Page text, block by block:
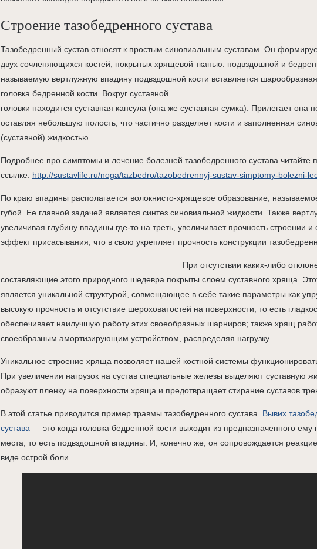
Строение тазобедренного сустава
Тазобедренный сустав относят к простым синовиальным суставам. Он
двух сочленяющихся костей, покрытых хрящевой тканью: подвздошной и
называемую вертлужную впадину подвздошной кости вставляется
головка бедренной кости. Вокруг суставной
головки находится суставная капсула (она же суставная сумка). Прилегает она
оставляя небольшую полость, что частично разделяет кости и заполненная
(суставной) жидкостью.
Подробнее про симптомы и лечение болезней тазобедренного сустава читайте
ссылке: http://sustavlife.ru/noga/tazbedro/tazobedrennyj-sustav-simptomy-bolezni-
По краю впадины располагается волокнисто-хрящевое образование,
губой. Ее главной задачей является синтез синовиальной жидкости. Также
увеличивая глубину впадины где-то на треть, увеличивает прочность строении и
эффект присасывания, что в свою укрепляет прочность конструкции
При отсутствии каких-либо
составляющие этого природного шедевра покрыты слоем суставного хряща.
является уникальной структурой, совмещающее в себе такие параметры как
высокую прочность и отсутствие шероховатостей на поверхности, то есть
обеспечивает наилучшую работу этих своеобразных шарниров; также хрящ
своеобразным амортизирующим устройством, распределяя нагрузку.
Уникальное строение хряща позволяет нашей костной системы функционировать
При увеличении нагрузок на сустав специальные железы выделяют суставную
образуют пленку на поверхности хряща и предотвращает стирание суставов
В этой статье приводится пример травмы тазобедренного сустава. Вывих
сустава — это когда головка бедренной кости выходит из предназначенного ему
места, то есть подвздошной впадины. И, конечно же, он сопровождается
виде острой боли.